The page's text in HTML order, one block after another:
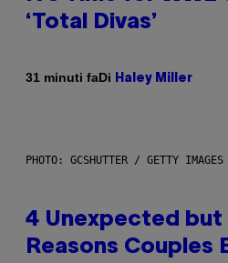
‘Total Divas’
31 minuti faDi Haley Miller
PHOTO: GCSHUTTER / GETTY IMAGES
4 Unexpected but
Reasons Couples